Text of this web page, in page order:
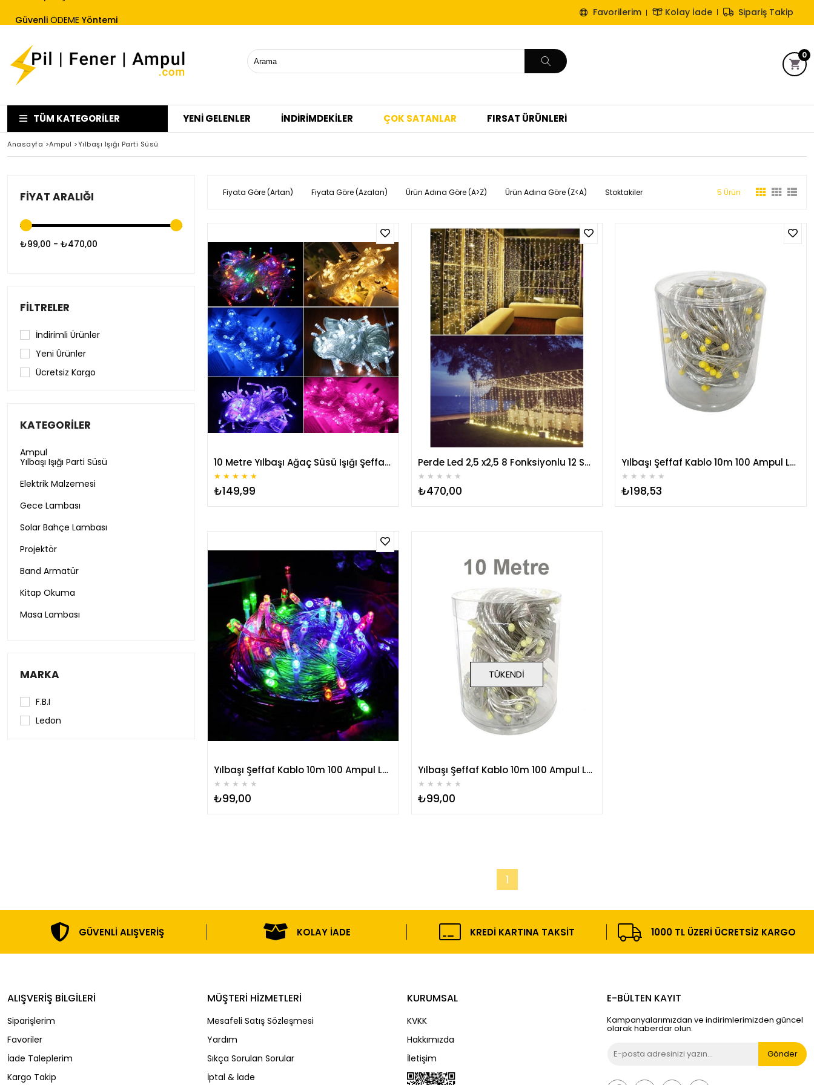
Ücretsiz İade Garantisi
Kolay İade Sipariş Takip
Favorilerim
0
TÜM KATEGORILER YENİ GELENLER İNDİRİMDEKİLER ÇOK SATANLAR FIRSAT ÜRÜNLERİ
Anasayfa >Ampul >Yılbaşı Işığı Parti Süsü
FIYAT ARALIĞI
₺99,00 - ₺470,00
FILTRELER
İndirimli Ürünler
Yeni Ürünler
Ücretsiz Kargo
KATEGORILER
Ampul
Yılbaşı Işığı Parti Süsü
Elektrik Malzemesi
Gece Lambası
Solar Bahçe Lambası
Projektör
Band Armatür
Kitap Okuma
Masa Lambası
MARKA
F.B.I
Ledon
Fiyata Göre (Artan) Fiyata Göre (Azalan) Ürün Adına Göre (A>Z) Ürün Adına Göre (Z<A) Stoktakiler 5 Ürün
10 Metre Yılbaşı Ağaç Süsü Işığı Şeffaf Kablolu Led Işıklar
★ ★ ★ ★ ★
₺149,99
Perde Led 2,5 x2,5 8 Fonksiyonlu 12 Saçaklı 180 Ledli Kablolu Fişli
★ ★ ★ ★ ★
₺470,00
Yılbaşı Şeffaf Kablo 10m 100 Ampul Led Işık Sarı Eklenebilir
★ ★ ★ ★ ★
₺198,53
Yılbaşı Şeffaf Kablo 10m 100 Ampul Led Işık RGB Renkli Eklenebilir
★ ★ ★ ★ ★
₺99,00
TÜKENDI
Yılbaşı Şeffaf Kablo 10m 100 Ampul Led Işık Beyaz Eklenebilir
★ ★ ★ ★ ★
₺99,00
1
GÜVENLI ALIŞVERIŞ KOLAY İADE KREDI KARTINA TAKSIT 1000 TL ÜZERI ÜCRETSIZ KARGO
ALIŞVERİŞ BİLGİLERİ
Siparişlerim
Favoriler
İade Taleplerim
Kargo Takip
MÜŞTERİ HİZMETLERİ
Mesafeli Satış Sözleşmesi
Yardım
Sıkça Sorulan Sorular
İptal & İade
KURUMSAL
KVKK
Hakkımızda
İletişim
E-BÜLTEN KAYIT
Kampanyalarımızdan ve indirimlerimizden güncel
olarak haberdar olun.
Gönder